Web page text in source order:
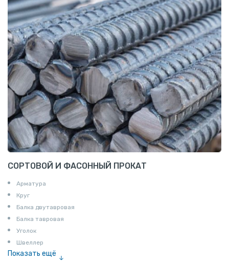
СОРТОВОЙ И ФАСОННЫЙ ПРОКАТ
Арматура
Круг
Балка двутавровая
Балка тавровая
Уголок
Швеллер
Показать ещё